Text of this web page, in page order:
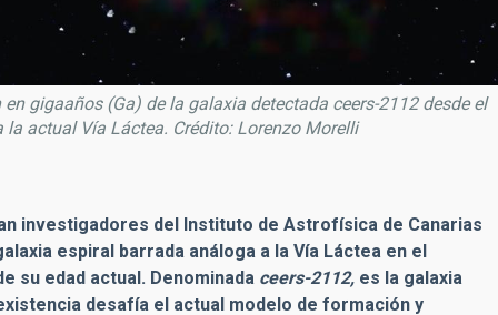
gigaaños (Ga) de la galaxia detectada ceers-2112 desde el
actual Vía Láctea. Crédito: Lorenzo Morelli
investigadores del Instituto de Astrofísica de Canarias
espiral barrada análoga a la Vía Láctea en el
su edad actual. Denominada ceers-2112, es la galaxia
desafía el actual modelo de formación y